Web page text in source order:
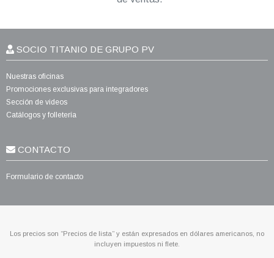
SOCIO TITANIO DE GRUPO PV
Nuestras oficinas
Promociones exclusivas para integradores
Sección de videos
Catálogos y folletería
CONTACTO
Formulario de contacto
Los precios son “Precios de lista” y están expresados en dólares americanos, no
incluyen impuestos ni flete.